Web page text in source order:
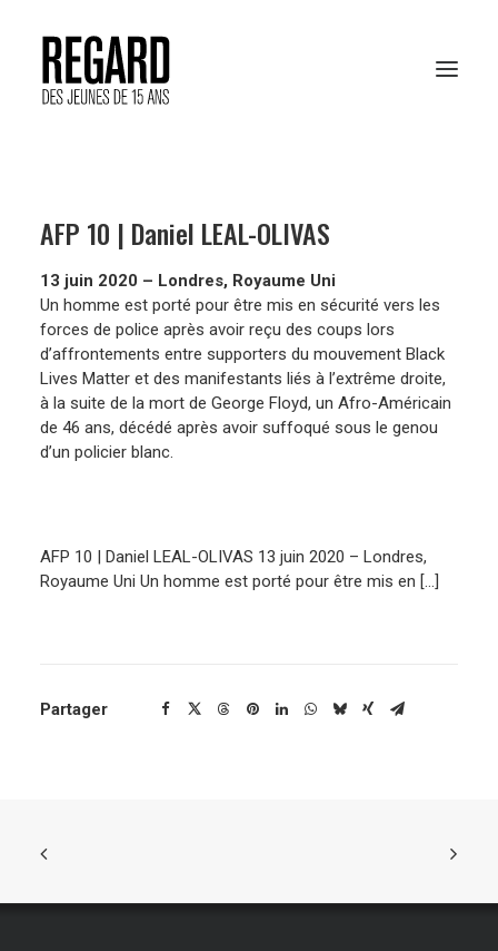
RESSOURCES PÉDAGOGIQUES
ARCHIVES
RENCONTRES AFP
VOTER EN LIGNE
AFP 10 | Daniel LEAL-OLIVAS
13 juin 2020 – Londres, Royaume Uni
Un homme est porté pour être mis en sécurité vers les
forces de police après avoir reçu des coups lors
d’affrontements entre supporters du mouvement Black
Lives Matter et des manifestants liés à l’extrême droite,
à la suite de la mort de George Floyd, un Afro-Américain
de 46 ans, décédé après avoir suffoqué sous le genou
d’un policier blanc.
AFP 10 | Daniel LEAL-OLIVAS 13 juin 2020 – Londres,
Royaume Uni Un homme est porté pour être mis en […]
Partager